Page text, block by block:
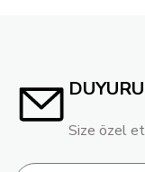
Size özel